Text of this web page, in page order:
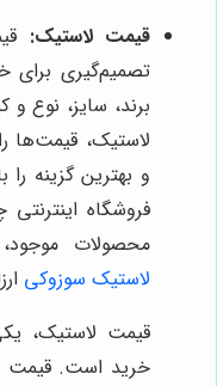
قیمت لاستیک:
تصمیم‌گیری برای
برند، سایز، نوع
لاستیک، قیمت‌ها
و بهترین گزینه
فروشگاه
محصولات
لاستیک سوزوکی
قیمت لاستیک،
خرید است. قیمت